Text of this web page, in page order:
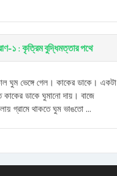
১ : কৃত্রিম বুদ্ধিমত্তার পথে
ভেঙ্গে গেল। কাকের ডাকে। একটা
ডাকে ঘুমানো দায়। বাজে
গ্রামে থাকতে ঘুম ভাঙতো ...